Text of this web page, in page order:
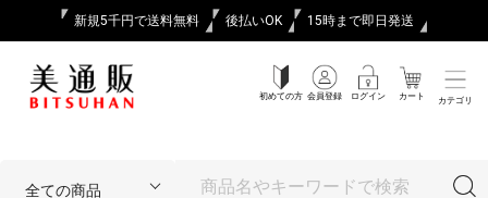
新規5千円で送料無料 後払いOK 15時まで即日発送
初めての方 会員登録 ログイン カート カテゴリ